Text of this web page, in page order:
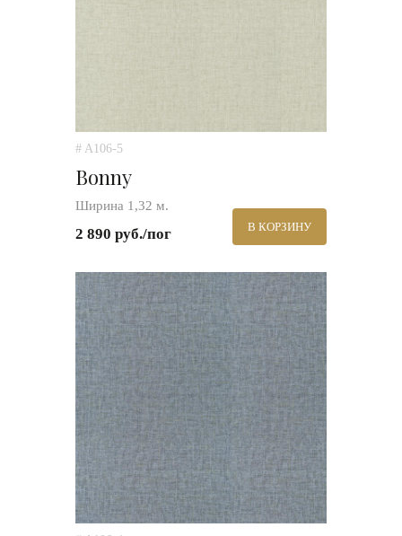
# A106-5
Bonny
Ширина 1,32 м.
2 890 руб./пог В КОРЗИНУ